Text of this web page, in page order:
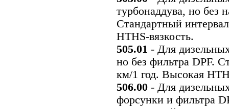
турбонаддува, но без
Стандартный
HTHS-вязкость.
505.01 - Для
но без фильтра DPF.
км/1 год. Высокая
506.00 - Для
форсунки и фильтра